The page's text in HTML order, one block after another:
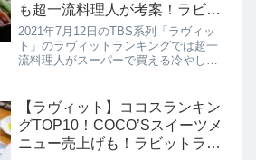
も超一流料理人が考案！ラビッ
トランキング｜7月12日
2021年7月12日のTBS系列「ラヴィッ
ト」のラヴィットランキングでは超一
流料理人がスーパーで買える冷やし中
キング形式で教えてくれたので詳しく
紹介します。醤油だれから、ご...
【ラヴィット】ココスランキン
グTOP10！COCO’Sスイーツメ
ニュー売上げも！ラビットラン